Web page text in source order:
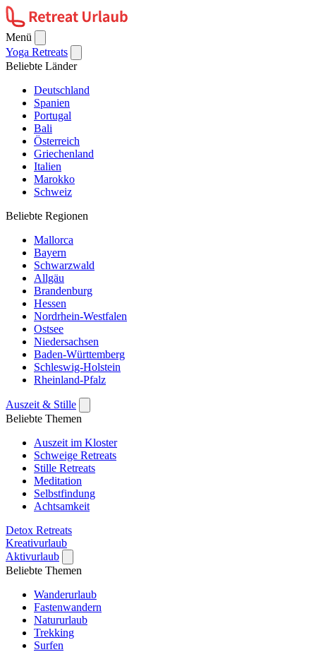
Menü
Yoga Retreats
Beliebte Länder
Deutschland
Spanien
Portugal
Bali
Österreich
Griechenland
Italien
Marokko
Schweiz
Beliebte Regionen
Mallorca
Bayern
Schwarzwald
Allgäu
Brandenburg
Hessen
Nordrhein-Westfalen
Ostsee
Niedersachsen
Baden-Württemberg
Schleswig-Holstein
Rheinland-Pfalz
Auszeit & Stille
Beliebte Themen
Auszeit im Kloster
Schweige Retreats
Stille Retreats
Meditation
Selbstfindung
Achtsamkeit
Detox Retreats
Kreativurlaub
Aktivurlaub
Beliebte Themen
Wanderurlaub
Fastenwandern
Natururlaub
Trekking
Surfen